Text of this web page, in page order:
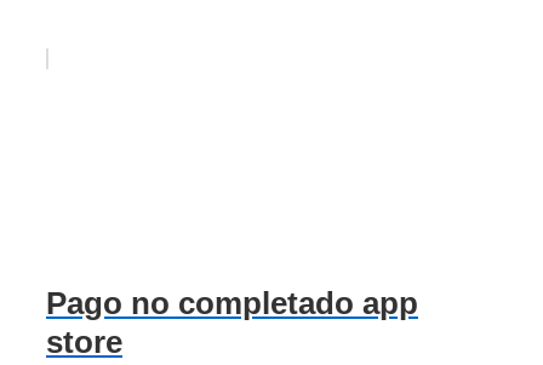
Pago no completado app
store